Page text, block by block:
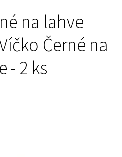
na lahve
Černé na
- 2 ks